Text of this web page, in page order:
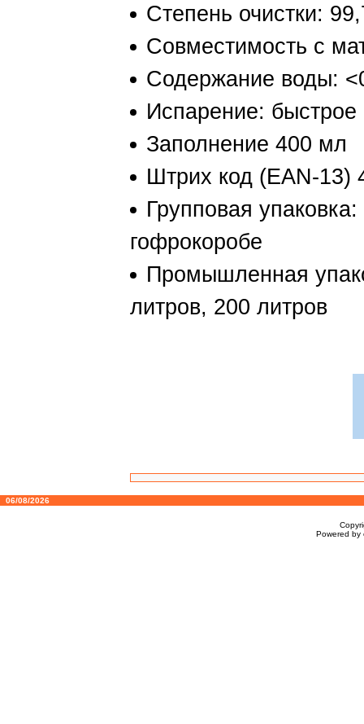
Степень очистки:
Совместимость с
Содержание воды:
Испарение: быстрое
Заполнение 400 мл
Штрих код (EAN-13)
Групповая
гофрокоробе
Промышленная
литров, 200 литров
06/08/2026
Powered by